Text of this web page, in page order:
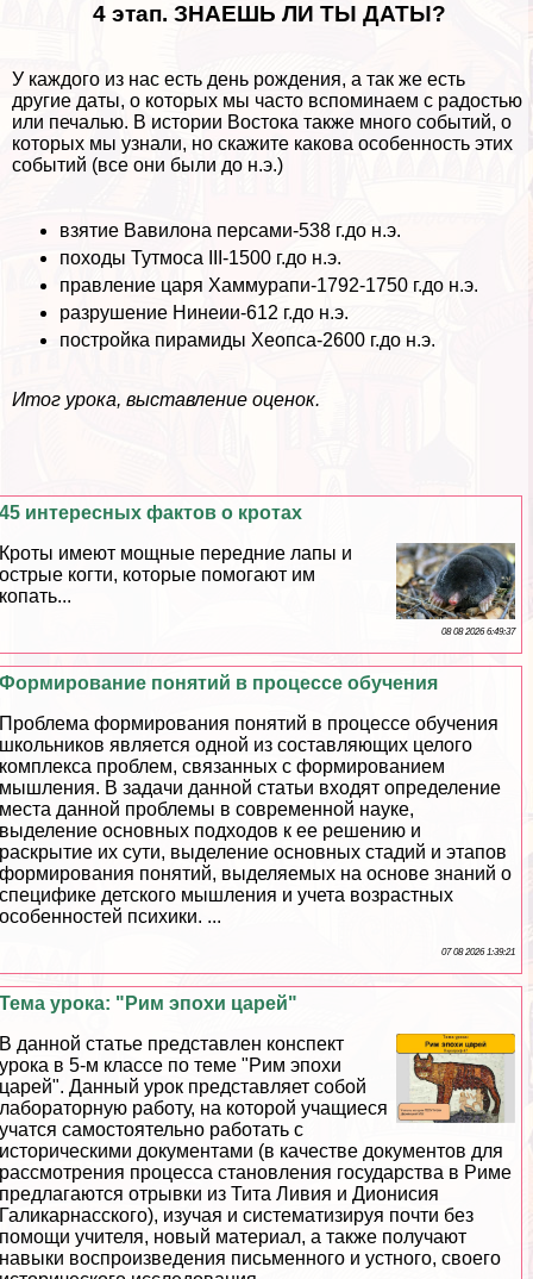
4 этап. ЗНАЕШЬ ЛИ ТЫ ДАТЫ?
У каждого из нас есть день рождения, а так же есть
другие даты, о которых мы часто вспоминаем с радостью
или печалью. В истории Востока также много событий, о
которых мы узнали, но скажите какова особенность этих
событий (все они были до н.э.)
взятие Вавилона персами-538 г.до н.э.
походы Тутмоса III-1500 г.до н.э.
правление царя Хаммурапи-1792-1750 г.до н.э.
разрушение Нинеии-612 г.до н.э.
постройка пирамиды Хеопса-2600 г.до н.э.
Итог урока, выставление оценок.
45 интересных фактов о кротах
Кроты имеют мощные передние лапы и
острые когти, которые помогают им
копать...
08 08 2026 6:49:37
Формирование понятий в процессе обучения
Проблема формирования понятий в процессе обучения
школьников является одной из составляющих целого
комплекса проблем, связанных с формированием
мышления. В задачи данной статьи входят определение
места данной проблемы в современной науке,
выделение основных подходов к ее решению и
раскрытие их сути, выделение основных стадий и этапов
формирования понятий, выделяемых на основе знаний о
специфике детского мышления и учета возрастных
особенностей психики. ...
07 08 2026 1:39:21
Тема урока: "Рим эпохи царей"
В данной статье представлен конспект
урока в 5-м классе по теме "Рим эпохи
царей". Данный урок представляет собой
лабораторную работу, на которой учащиеся
учатся самостоятельно работать с
историческими документами (в качестве документов для
рассмотрения процесса становления государства в Риме
предлагаются отрывки из Тита Ливия и Дионисия
Галикарнасского), изучая и систематизируя почти без
помощи учителя, новый материал, а также получают
навыки воспроизведения письменного и устного, своего